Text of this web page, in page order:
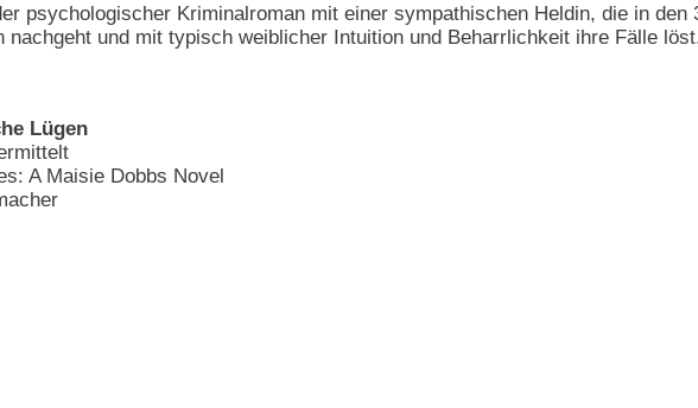
psychologischer Kriminalroman mit einer sympathischen Heldin, die in
nachgeht und mit typisch weiblicher Intuition und Beharrlichkeit ihre Fälle
Lügen
A Maisie Dobbs Novel